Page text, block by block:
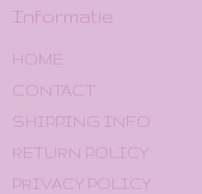
Informatie
HOME
CONTACT
SHIPPING INFO
RETURN POLICY
PRIVACY POLICY